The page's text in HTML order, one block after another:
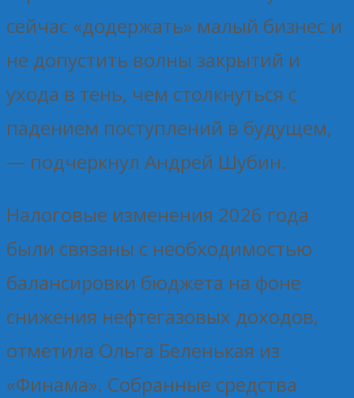
сейчас «додержать» малый бизнес и
не допустить волны закрытий и
ухода в тень, чем столкнуться с
падением поступлений в будущем,
— подчеркнул Андрей Шубин.
Налоговые изменения 2026 года
были связаны с необходимостью
балансировки бюджета на фоне
снижения нефтегазовых доходов,
отметила Ольга Беленькая из
«Финама». Собранные средства